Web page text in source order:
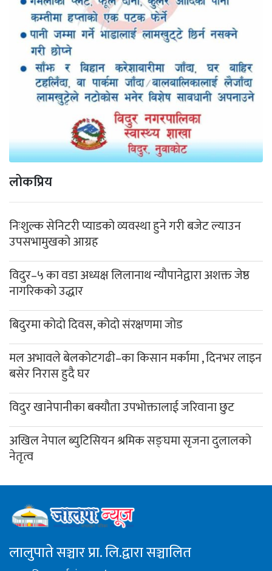
लोकप्रिय
निःशुल्क सेनिटरी प्याडको व्यवस्था हुने गरी बजेट ल्याउन
उपसभामुखको आग्रह
विदुर–५ का वडा अध्यक्ष लिलानाथ न्यौपानेद्वारा अशक्त जेष्ठ
नागरिकको उद्धार
बिदुरमा कोदो दिवस, कोदो संरक्षणमा जोड
मल अभावले बेलकोटगढी–का किसान मर्कामा , दिनभर लाइन
बसेर निरास हुदै घर
विदुर खानेपानीका बक्यौता उपभोक्तालाई जरिवाना छुट
अखिल नेपाल ब्युटिसियन श्रमिक सङ्घमा सृजना दुलालको
नेतृत्व
लालुपाते सञ्चार प्रा. लि.द्वारा सञ्चालित